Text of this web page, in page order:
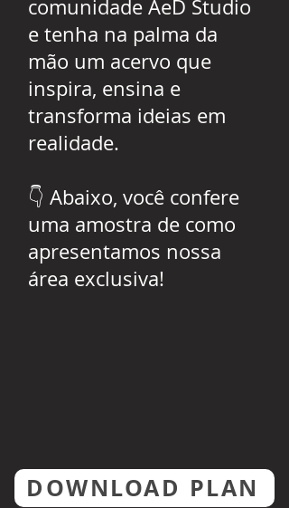
comunidade AeD Studio
e tenha na palma da
mão um acervo que
inspira, ensina e
transforma ideias em
realidade.
👇 Abaixo, você confere
uma amostra de como
apresentamos nossa
área exclusiva!
DOWNLOAD PLAN